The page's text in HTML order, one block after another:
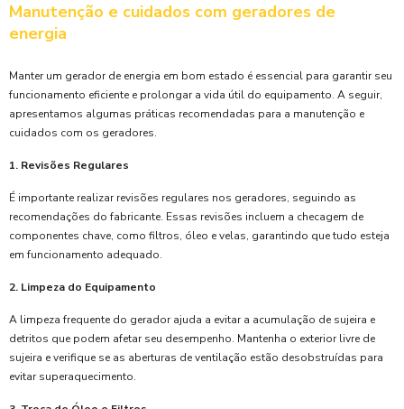
Manutenção e cuidados com geradores de
energia
Manter um gerador de energia em bom estado é essencial para garantir seu
funcionamento eficiente e prolongar a vida útil do equipamento. A seguir,
apresentamos algumas práticas recomendadas para a manutenção e
cuidados com os geradores.
1. Revisões Regulares
É importante realizar revisões regulares nos geradores, seguindo as
recomendações do fabricante. Essas revisões incluem a checagem de
componentes chave, como filtros, óleo e velas, garantindo que tudo esteja
em funcionamento adequado.
2. Limpeza do Equipamento
A limpeza frequente do gerador ajuda a evitar a acumulação de sujeira e
detritos que podem afetar seu desempenho. Mantenha o exterior livre de
sujeira e verifique se as aberturas de ventilação estão desobstruídas para
evitar superaquecimento.